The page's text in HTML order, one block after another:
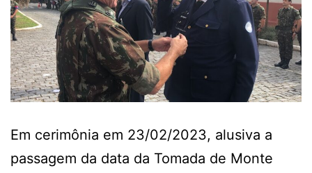
Em cerimônia em 23/02/2023, alusiva a
passagem da data da Tomada de Monte